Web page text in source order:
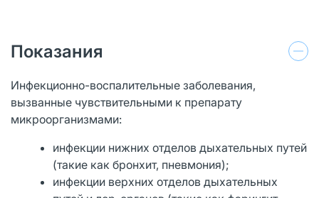
Показания
Инфекционно-воспалительные заболевания,
вызванные чувствительными к препарату
микроорганизмами:
инфекции нижних отделов дыхательных путей
(такие как бронхит, пневмония);
инфекции верхних отделов дыхательных